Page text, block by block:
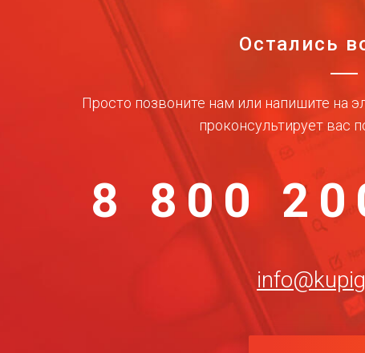
Остались
Просто позвоните нам или напишите на
проконсультирует вас
8 800